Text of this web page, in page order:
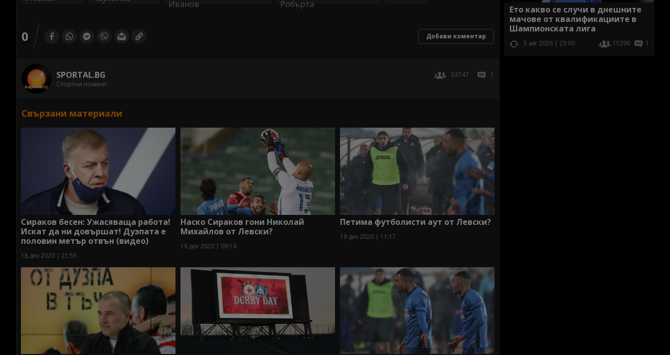
0 Добави коментар
SPORTAL.BG
Спортни новини
53747 1
Свързани материали
Сираков бесен: Ужасяваща работа!
Искат да ни довършат! Дузпата е
половин метър отвън (видео)
18 дек 2020 | 21:55
Наско Сираков гони Николай
Михайлов от Левски?
19 дек 2020 | 09:14
Петима футболисти аут от Левски?
19 дек 2020 | 11:17
Ето какво се случи в днешните
мачове от квалификациите в
Шампионската лига
5 авг 2026 | 23:00 15390 1